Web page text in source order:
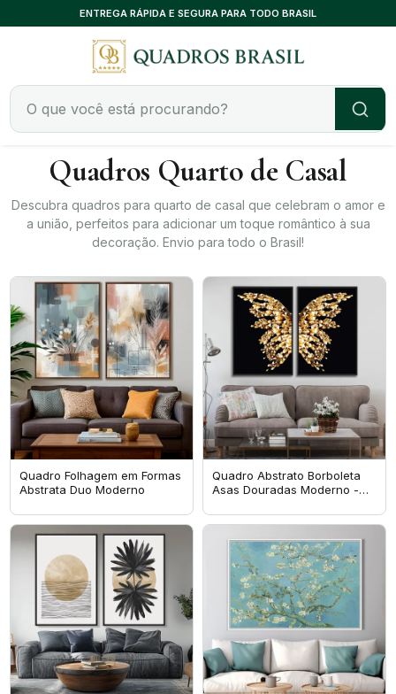
CONSULTORIA EXCLUSIVA, SEM CUSTO
ENTREGA RÁPIDA E SEGURA PARA TODO BRASIL
Quadros Quarto de Casal
Descubra quadros para quarto de casal que celebram o amor e
a união, perfeitos para adicionar um toque romântico à sua
decoração. Envio para todo o Brasil!
Quadro Folhagem em Formas
Abstrata Duo Moderno
Quadro Abstrato Borboleta
Asas Douradas Moderno -